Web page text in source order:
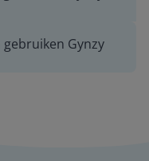
gebruiken Gynzy